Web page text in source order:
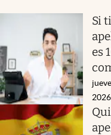
Si
es
2026